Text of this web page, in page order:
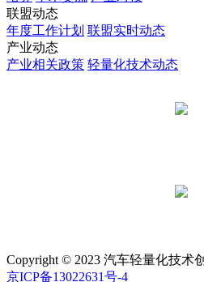
联盟动态
年度工作计划 联盟实时动态
产业动态
产业相关政策 轻量化技术动态
Copyright © 2023 汽车轻量化技术
京ICP备13022631号-4